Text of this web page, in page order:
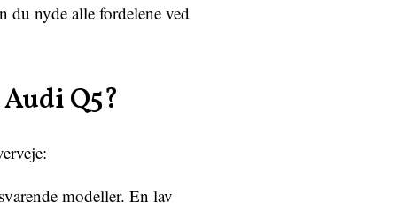
du nyde alle fordelene ved
Q5?
modeller. En lav